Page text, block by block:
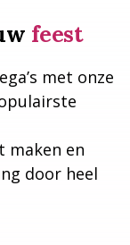
feest
met onze
maken en
door heel